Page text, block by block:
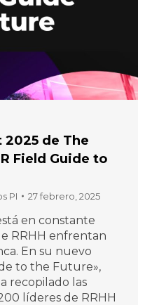
2025 de The
Field Guide to
PI 27 febrero, 2025
en constante
RRHH enfrentan
En su nuevo
to the Future»,
recopilado las
líderes de RRHH